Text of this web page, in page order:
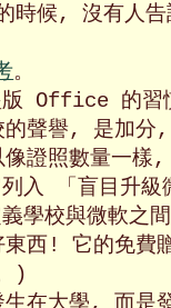
時候, 沒有人
。
版 Office 的
的聲譽, 是加分
證照數量一樣
列入 「盲目升
學校與微軟之
東西! 它的免
)